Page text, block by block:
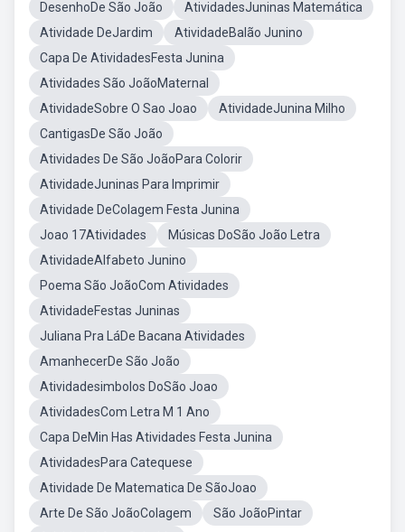
DesenhoDe São João
AtividadesJuninas Matemática
Atividade DeJardim
AtividadeBalão Junino
Capa De AtividadesFesta Junina
Atividades São JoãoMaternal
AtividadeSobre O Sao Joao
AtividadeJunina Milho
CantigasDe São João
Atividades De São JoãoPara Colorir
AtividadeJuninas Para Imprimir
Atividade DeColagem Festa Junina
Joao 17Atividades
Músicas DoSão João Letra
AtividadeAlfabeto Junino
Poema São JoãoCom Atividades
AtividadeFestas Juninas
Juliana Pra LáDe Bacana Atividades
AmanhecerDe São João
Atividadesimbolos DoSão Joao
AtividadesCom Letra M 1 Ano
Capa DeMin Has Atividades Festa Junina
AtividadesPara Catequese
Atividade De Matematica De SãoJoao
Arte De São JoãoColagem
São JoãoPintar